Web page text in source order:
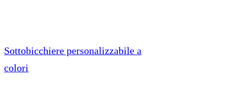
Sottobicchiere personalizzabile a
colori